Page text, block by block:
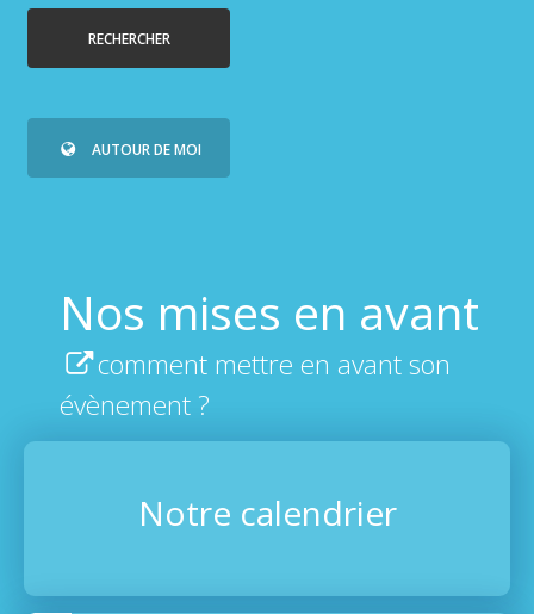
RECHERCHER
AUTOUR DE MOI
Nos mises en avant
comment mettre en avant son
évènement ?
Notre calendrier